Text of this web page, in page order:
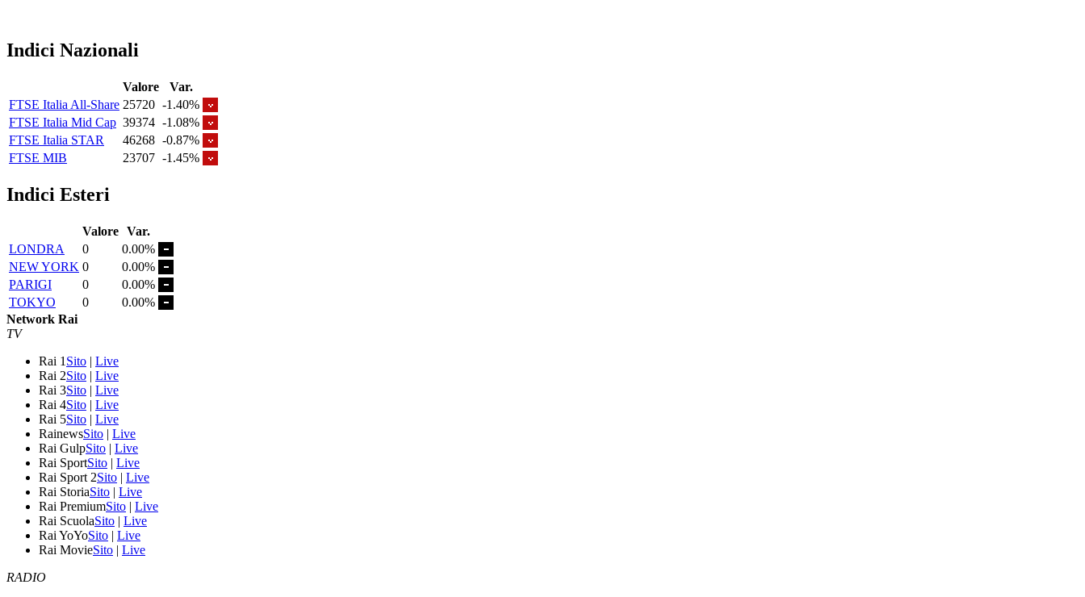
Indici Nazionali
Valore
Var.
FTSE Italia All-Share 25720 -1.40%
FTSE Italia Mid Cap 39374 -1.08%
FTSE Italia STAR
46268 -0.87%
FTSE MIB
23707 -1.45%
Indici Esteri
Valore Var.
LONDRA
0
0.00%
NEW YORK 0
0.00%
PARIGI
0
0.00%
TOKYO
0
0.00%
Network Rai
TV
Rai 1 Sito | Live
Rai 2Sito | Live
Rai 3Sito | Live
Rai 4Sito | Live
Rai 5Sito | Live
RainewsSito | Live
Rai GulpSito | Live
Rai SportSito | Live
Rai Sport 2Sito | Live
Rai StoriaSito | Live
Rai PremiumSito | Live
Rai ScuolaSito | Live
Rai YoYoSito | Live
Rai MovieSito | Live
RADIO